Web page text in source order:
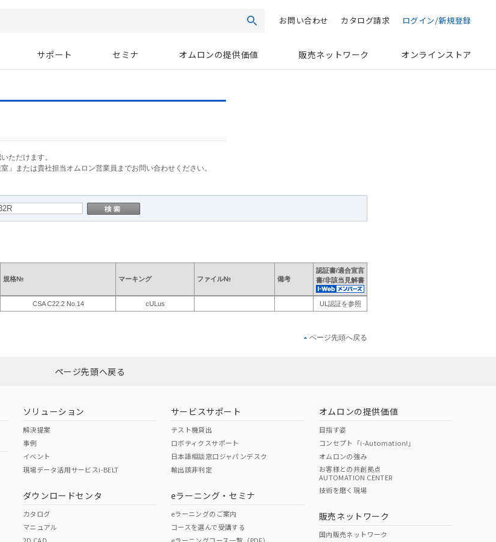
検索お問い合わせ カタログ請求 ログイン/新規登録
サポート セミナ オムロンの提供価値 販売ネットワーク オンラインストア
ただけます。
」または貴社担当オムロン営業員までお問い合わせください。
規格№ マーキング ファイル№ 備考
認証書/適合宣言
書/非該当見解書
CSA C22.2 No.14 cULus UL認証を参照
ページ先頭へ戻る
ページ先頭へ戻る
ソリューション
解決提案
事例
イベント
現場データ活用サービスi-BELT
ダウンロードセンタ
カタログ
マニュアル
2D CAD
サービスサポート
テスト機貸出
ロボティクスサポート
日本語相談窓口ジャパンデスク
輸出該非判定
eラーニング・セミナ
eラーニングのご案内
コースを選んで受講する
eラーニングコース一覧（PDF）
オムロンの提供価値
目指す姿
コンセプト「i-Automation!」
オムロンの強み
お客様との共創拠点
AUTOMATION CENTER
技術を磨く現場
販売ネットワーク
国内販売ネットワーク